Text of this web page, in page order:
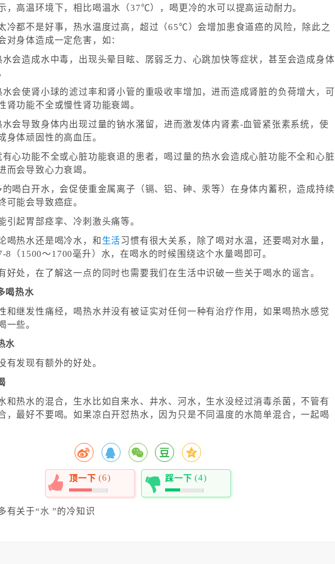
，高温环境下，相比喝温水（37℃），喝更冷的水可以提高运动耐力。
冷都不是好事，热水温度过高，超过（65℃）会增加患食道癌的风险，除此之
对身体造成一定危害，如：
水会造成水中毒，出现头晕目眩、孱弱乏力、心跳加快等症状，甚至会造成身体
会使肾小球的滤过率和肾小管的重吸收率增加，进而造成肾脏的负荷增大，可
肾功能不全或慢性肾功能衰竭。
会导致身体内出现过量的钠水潴留，进而激发体内肾素-血管紧张素系统，使
身体顽固性的高血压。
心功能不全或心脏功能衰退的患者，喝过量的热水会造成心脏功能不全和心脏
而会导致心力衰竭。
的喝白开水，会促使重金属离子（镉、铝、砷、汞等）在身体内蓄积，造成持续
可能会导致癌症。
引起胃部痉挛、冷刺激头痛等。
喝热水还是喝冷水，和 生活习惯有很大关系，除了喝对水温，还要喝对水量，
8（1500～1700毫升）水，在喝水的时候围绕这个水量喝即可。
好处，在了解这一点的同时也需要我们在生活中识破一些关于喝水的谣言。
喝热水
和继发性痛经，喝热水并没有被证实对任何一种有治疗作用，如果喝热水感觉
一些。
水
有发现有额外的好处。
和热水的混合，生水比如自来水、井水、河水，生水没经过消毒杀菌，不管有
，最好不要喝。如果凉白开怼热水，因为只是不同温度的水简单混合，一起喝
顶一下 (6)
60%
踩一下 (4)
40%
有关于“水 ”的冷知识